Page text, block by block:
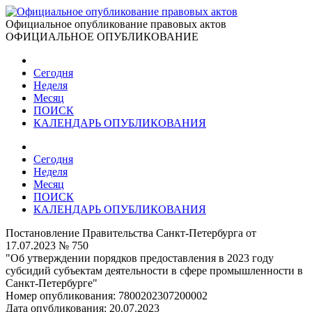
Официальное опубликование правовых актов
ОФИЦИАЛЬНОЕ ОПУБЛИКОВАНИЕ
Сегодня
Неделя
Месяц
ПОИСК
КАЛЕНДАРЬ ОПУБЛИКОВАНИЯ
Сегодня
Неделя
Месяц
ПОИСК
КАЛЕНДАРЬ ОПУБЛИКОВАНИЯ
Постановление Правительства Санкт-Петербурга от
17.07.2023 № 750
"Об утверждении порядков предоставления в 2023 году
субсидий субъектам деятельности в сфере промышленности в
Санкт-Петербурге"
Номер опубликования: 7800202307200002
Дата опубликования: 20.07.2023